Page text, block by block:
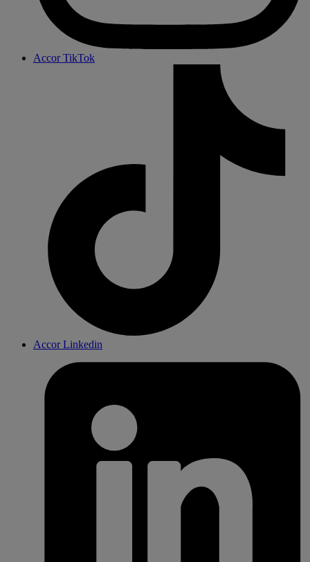
Accor TikTok
Accor Linkedin